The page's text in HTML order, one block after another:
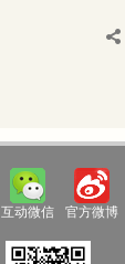
互动微信 官方微博